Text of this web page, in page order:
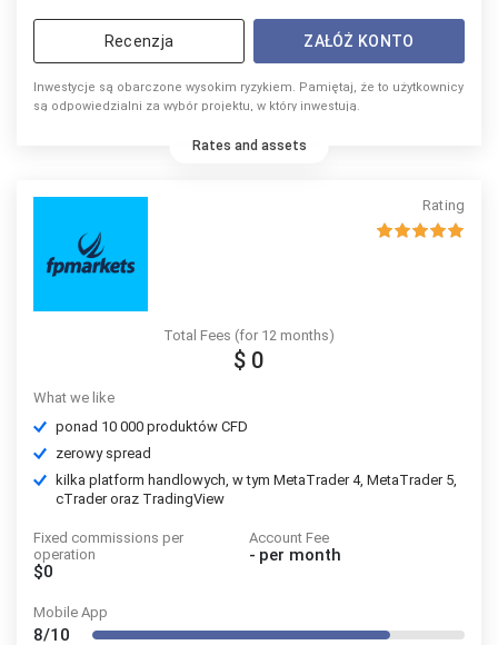
Recenzja ZAŁÓŻ KONTO
Inwestycje są obarczone wysokim ryzykiem. Pamiętaj, że to użytkownicy
są odpowiedzialni za wybór projektu, w który inwestują.
Rates and assets
Rating
Total Fees (for 12 months)
$ 0
What we like
ponad 10 000 produktów CFD
zerowy spread
kilka platform handlowych, w tym MetaTrader 4, MetaTrader 5,
cTrader oraz TradingView
Fixed commissions per
operation
$0
Account Fee
- per month
Mobile App
8/10